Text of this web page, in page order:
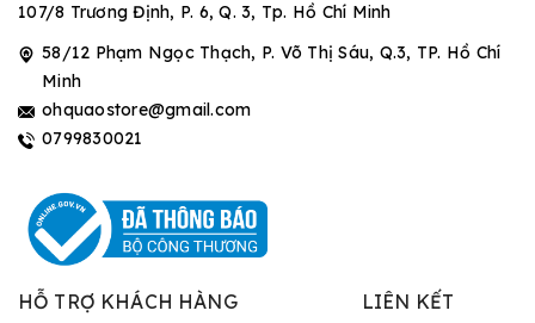
107/8 Trương Định, P. 6, Q. 3, Tp. Hồ Chí Minh
58/12 Phạm Ngọc Thạch, P. Võ Thị Sáu, Q.3, TP. Hồ Chí
Minh
ohquaostore@gmail.com
0799830021
HỖ TRỢ KHÁCH HÀNG LIÊN KẾT